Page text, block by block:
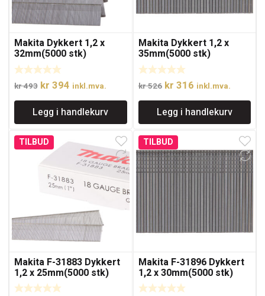
Makita Dykkert 1,2 x
32mm(5000 stk)
kr493 Opprinnelig
pris
var:
kr 493.
kr 394 Nåværende
pris
er:
kr 394.
inkl.mva.
Legg i handlekurv
Makita Dykkert 1,2 x
35mm(5000 stk)
kr526 Opprinnelig
pris
var:
kr 526.
kr 316Nåværende
pris
er:
kr 316.
inkl.mva.
Legg i handlekurv
TILBUD
Makita F-31883 Dykkert
1,2 x 25mm(5000 stk)
TILBUD
Makita F-31896 Dykkert
1,2 x 30mm(5000 stk)